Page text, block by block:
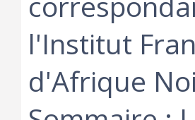
l'Institut
d'Afrique